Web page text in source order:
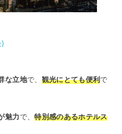
な立地で、 観光にとても便利で
魅力で、特別感のあるホテルス